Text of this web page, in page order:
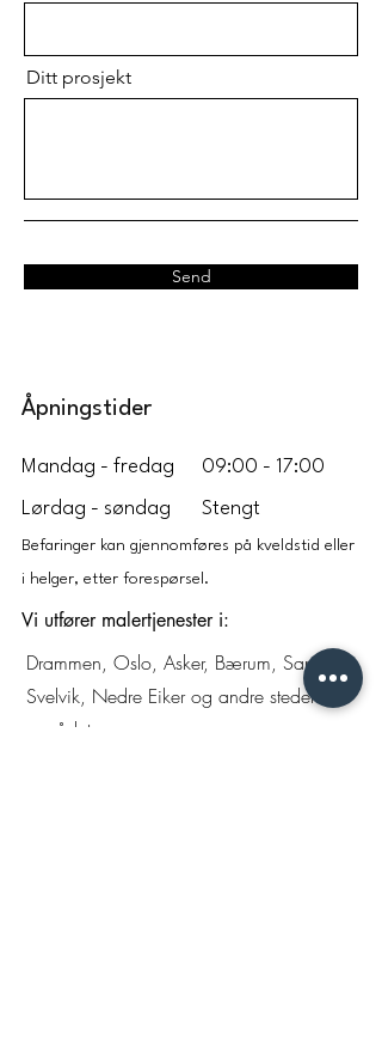
Ditt prosjekt
Send
Åpningstider
Mandag - fredag 09:00 - 17:00
Lørdag - søndag Stengt
Befaringer kan gjennomføres på kveldstid eller
i helger, etter forespørsel.
Vi utfører malertjenester i:
Drammen, Oslo, Asker, Bærum, Sande,
Svelvik, Nedre Eiker og andre steder i
området.